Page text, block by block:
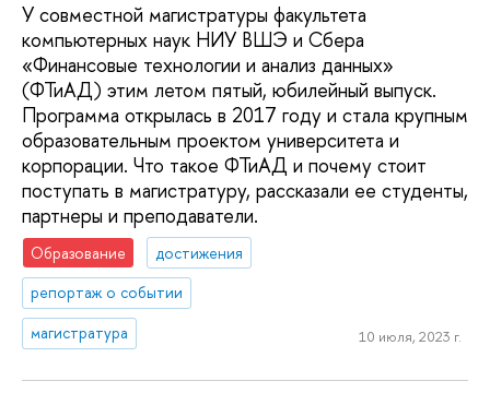
У совместной магистратуры факультета
компьютерных наук НИУ ВШЭ и Сбера
«Финансовые технологии и анализ данных»
(ФТиАД) этим летом пятый, юбилейный выпуск.
Программа открылась в 2017 году и стала крупным
образовательным проектом университета и
корпорации. Что такое ФТиАД и почему стоит
поступать в магистратуру, рассказали ее студенты,
партнеры и преподаватели.
Образование
достижения
репортаж о событии
магистратура
10 июля, 2023 г.